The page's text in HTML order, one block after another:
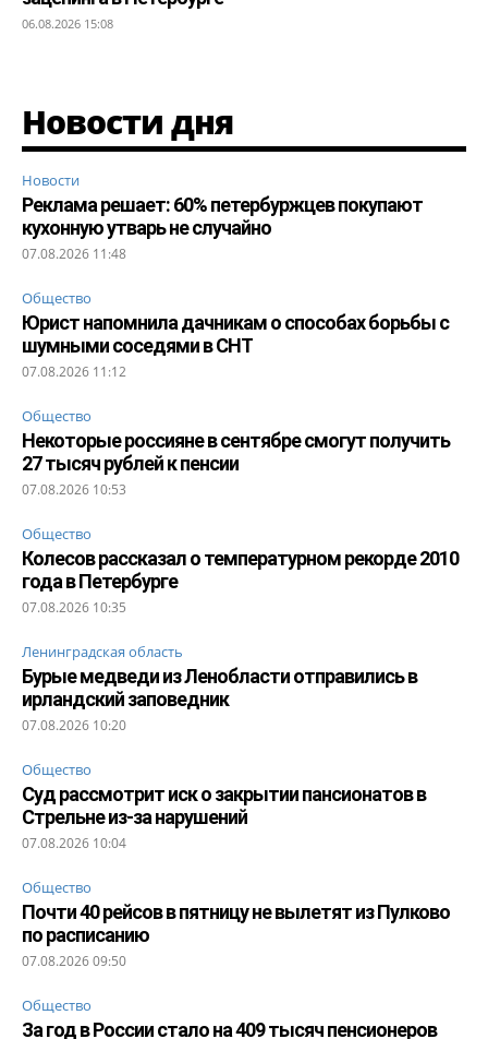
06.08.2026 15:08
Новости дня
Новости
Реклама решает: 60% петербуржцев покупают
кухонную утварь не случайно
07.08.2026 11:48
Общество
Юрист напомнила дачникам о способах борьбы с
шумными соседями в СНТ
07.08.2026 11:12
Общество
Некоторые россияне в сентябре смогут получить
27 тысяч рублей к пенсии
07.08.2026 10:53
Общество
Колесов рассказал о температурном рекорде 2010
года в Петербурге
07.08.2026 10:35
Ленинградская область
Бурые медведи из Ленобласти отправились в
ирландский заповедник
07.08.2026 10:20
Общество
Суд рассмотрит иск о закрытии пансионатов в
Стрельне из-за нарушений
07.08.2026 10:04
Общество
Почти 40 рейсов в пятницу не вылетят из Пулково
по расписанию
07.08.2026 09:50
Общество
За год в России стало на 409 тысяч пенсионеров